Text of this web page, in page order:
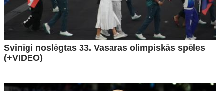
Svinīgi noslēgtas 33. Vasaras olimpiskās spēles
(+VIDEO)